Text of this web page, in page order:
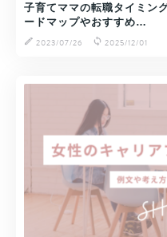
子育てママの転職タイミン
ードマップやおすすめ…
2023/07/26
2025/12/01